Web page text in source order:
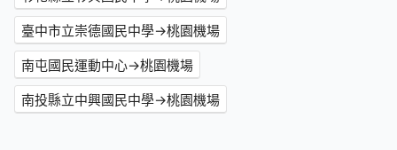
臺中市立崇德國民中學→桃園機場
南屯國民運動中心→桃園機場
南投縣立中興國民中學→桃園機場